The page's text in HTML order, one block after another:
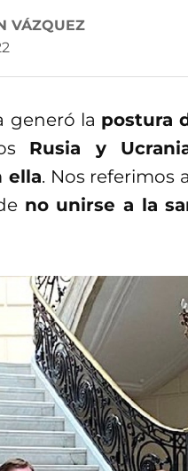
VÁZQUEZ
generó la postura
Rusia y
ella. Nos referimos
no unirse a la